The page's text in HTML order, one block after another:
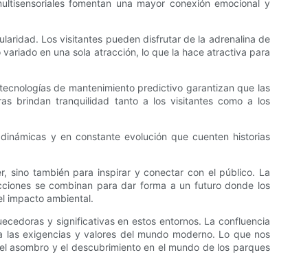
fomentan una mayor conexión emocional y
Los visitantes pueden disfrutar de la adrenalina de
en una sola atracción, lo que la hace atractiva para
de mantenimiento predictivo garantizan que las
brindan tranquilidad tanto a los visitantes como a los
y en constante evolución que cuenten historias
sino también para inspirar y conectar con el público. La
se combinan para dar forma a un futuro donde los
impacto ambiental.
y significativas en estos entornos. La confluencia
exigencias y valores del mundo moderno. Lo que nos
asombro y el descubrimiento en el mundo de los parques